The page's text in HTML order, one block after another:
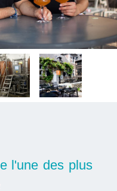
l'une des plus